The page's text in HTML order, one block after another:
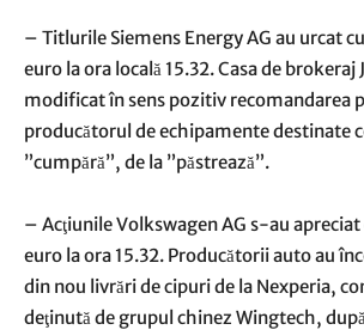
– Titlurile Siemens Energy AG au urcat
euro la ora locală 15.32. Casa de brokeraj
modificat în sens pozitiv recomandarea
producătorul de echipamente destinate
”cumpără”, de la ”păstrează”.
– Acţiunile Volkswagen AG s-au
euro la ora 15.32. Producătorii auto au
din nou livrări de cipuri de la Nexperia,
deţinută de grupul chinez Wingtech,